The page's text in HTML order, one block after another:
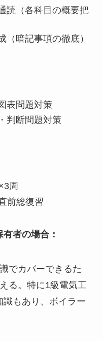
読（各科目の概要把
（暗記事項の徹底）
表問題対策
判断問題対策
周
前総復習
者の場合：
でカバーできるた
る。特に1級電気工
もあり、ボイラー